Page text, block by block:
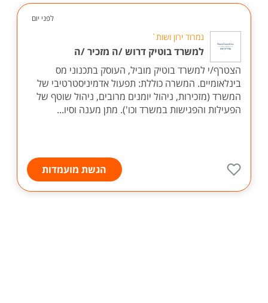
לפני יום
נמרוד ירון ושות`
למשרד בוטיק דרוש /ה מזכיר /ה
הצטרף/י למשרד בוטיק מוביל, העוסק בתכנוני מס
בינלאומיים. המשרה כוללת: תפעול אדמיניסטרטיבי של
המשרד (מזכירות, ניהול יומנים מרובים, ניהול שוטף של
הפעילות והפגישות במשרד וכו'). מתן מענה וסיו...
הגשת מועמדות